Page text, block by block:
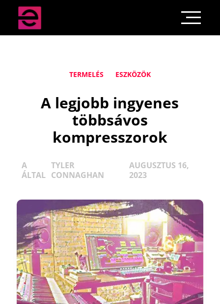
TERMELÉS ESZKÖZÖK
A legjobb ingyenes
többsávos
kompresszorok
A
ÁLTAL
TYLER
CONNAGHAN
AUGUSZTUS 16,
2023